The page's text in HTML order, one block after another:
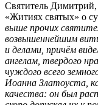
Cвятитель
«Житиях святых» о
выше прочих
возвышеннейшим
и делами, причём
ангелам, твердого
чуждого всего
Иоанна Златоуста,
качества: он был